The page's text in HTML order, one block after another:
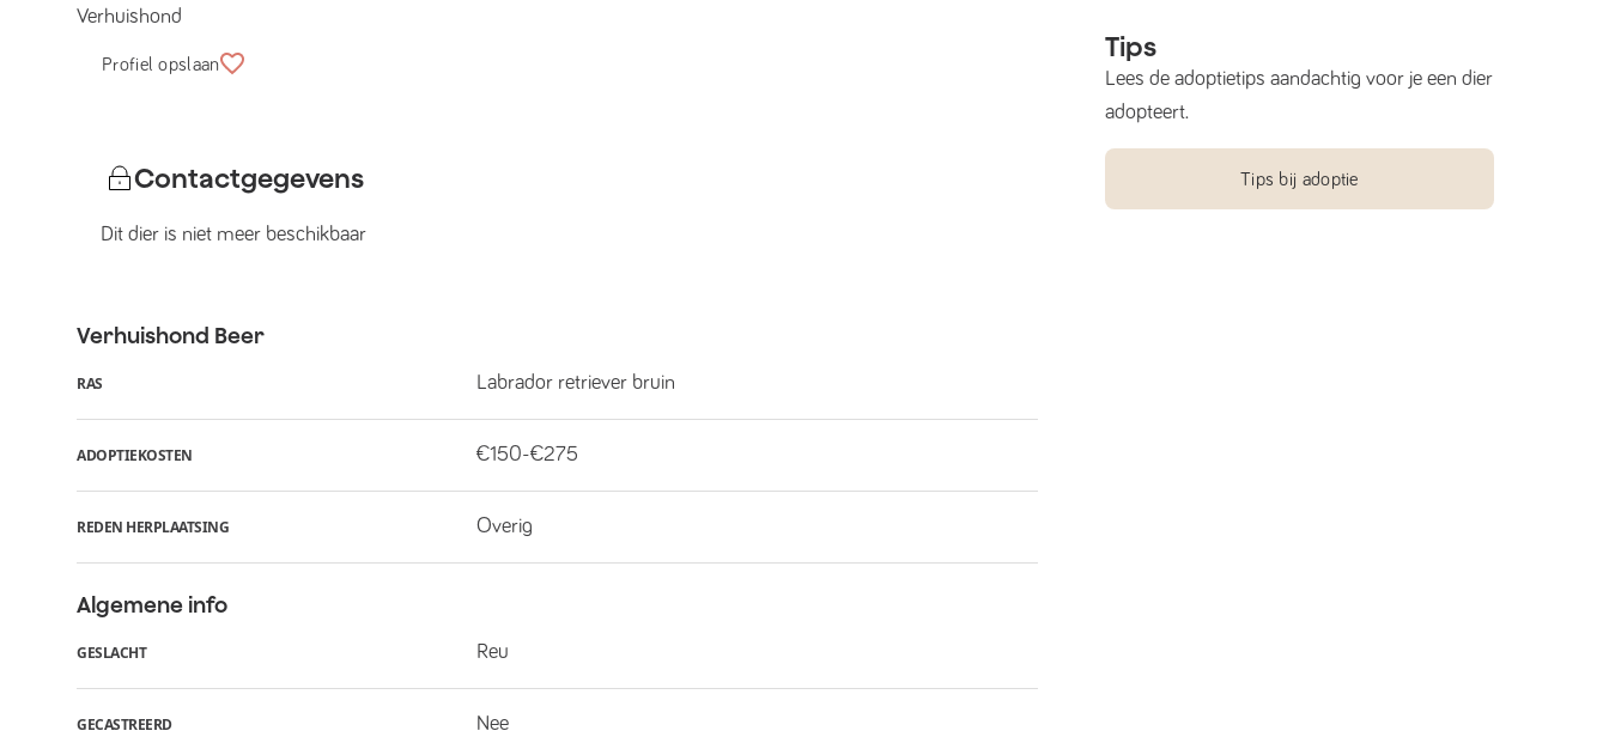
Verhuishond
Profiel opslaan
Contactgegevens
Dit dier is niet meer beschikbaar
Verhuishond Beer
RAS Labrador retriever bruin
ADOPTIEKOSTEN €150-€275
REDEN HERPLAATSING Overig
Algemene info
GESLACHT Reu
GECASTREERD Nee
Tips
Lees de adoptietips aandachtig voor je een dier
adopteert.
Tips bij adoptie